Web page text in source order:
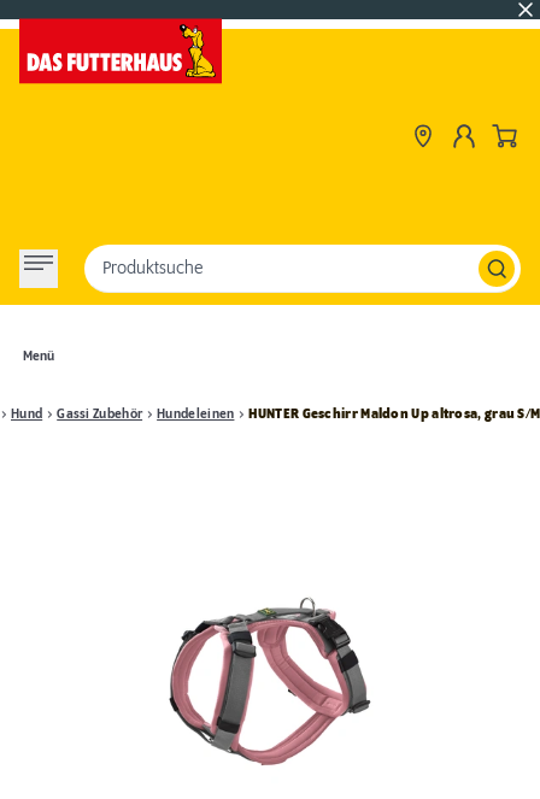
Menü
Produktsuche
Hund Gassi Zubehör Hundeleinen HUNTER Geschirr Maldon Up altrosa, grau S/M